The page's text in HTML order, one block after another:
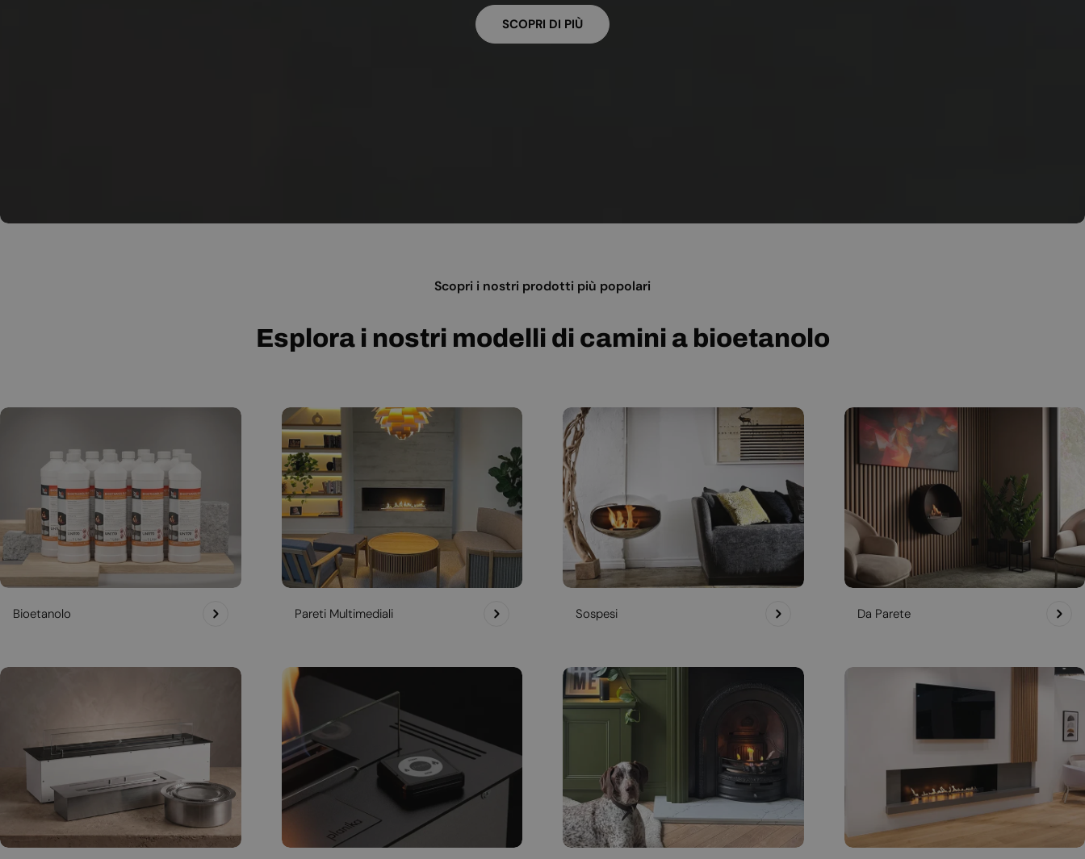
SCOPRI DI PIÙ
Scopri i nostri prodotti più popolari
Esplora i nostri modelli di camini a bioetanolo
Bioetanolo Pareti Multimediali Sospesi Da Parete